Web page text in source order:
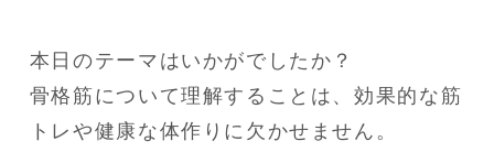
本日のテーマはいかがでしたか？
骨格筋について理解することは、効果的な筋
トレや健康な体作りに欠かせません。